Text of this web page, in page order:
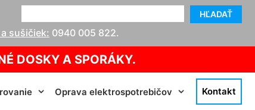
HĽADAŤ
sušičiek: 0940 005 822.
DOSKY A SPORÁKY.
Oprava elektrospotrebičov Kontakt